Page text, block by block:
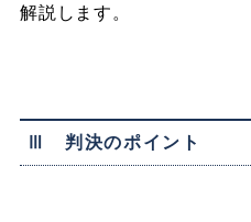
解説します。
Ⅲ 判決のポイント